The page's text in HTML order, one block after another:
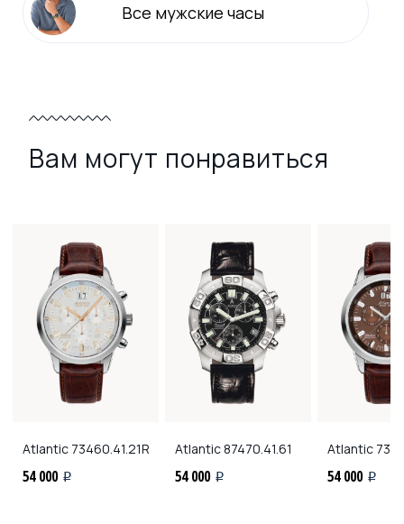
Все мужские часы
Вам могут понравиться
Atlantic 73460.41.21R
54 000 i
Atlantic87470.41.61
54 000 i
Atlantic
54 000 i